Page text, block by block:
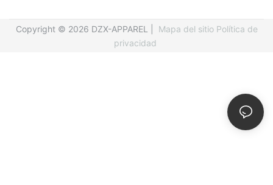
Copyright © 2026 DZX-APPAREL | Mapa del sitio Política de
privacidad